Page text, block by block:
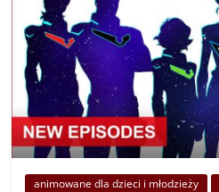
animowane dla dzieci i młodzieży